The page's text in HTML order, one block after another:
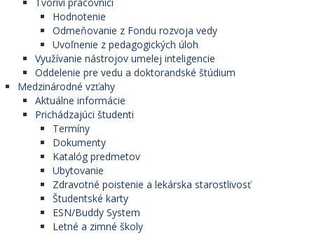
Hodnotenie
Odmeňovanie z Fondu rozvoja vedy
Uvoľnenie z pedagogických úloh
Využívanie nástrojov umelej inteligencie
Oddelenie pre vedu a doktorandské štúdium
Medzinárodné vzťahy
Aktuálne informácie
Prichádzajúci študenti
Termíny
Dokumenty
Katalóg predmetov
Ubytovanie
Zdravotné poistenie a lekárska starostlivosť
Študentské karty
ESN/Buddy System
Letné a zimné školy